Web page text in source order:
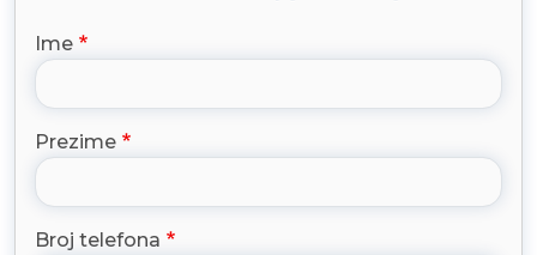
Ime
Prezime
Broj telefona